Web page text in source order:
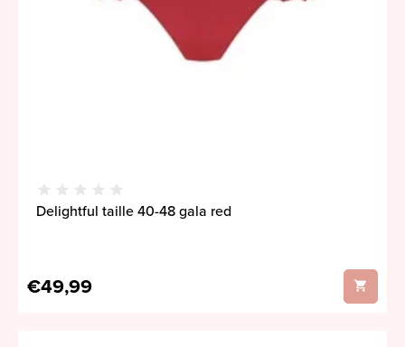
Delightful taille 40-48 gala red
€49,99